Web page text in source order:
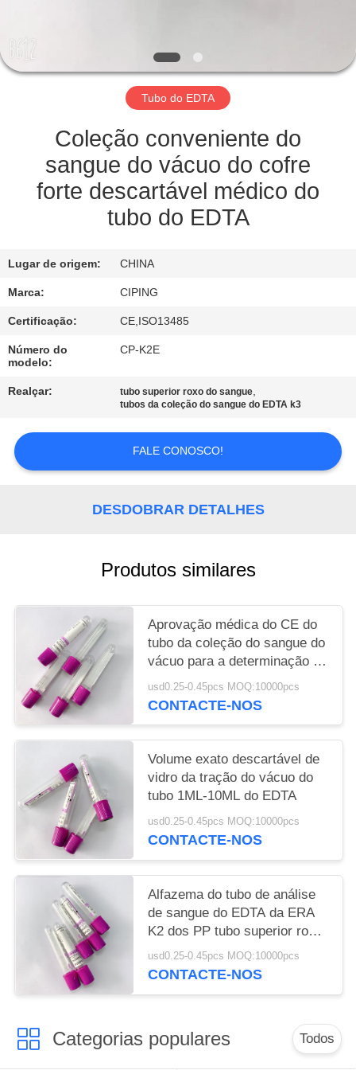
QUALIDADE
CONTACTE-
PEÇA
MAPA
DO
SITE
PRIVACY
Tubo do EDTA
Coleção conveniente do
sangue do vácuo do cofre
forte descartável médico do
tubo do EDTA
Lugar de origem: CHINA
Marca: CIPING
Certificação: CE,ISO13485
Número do
modelo:
CP-K2E
Realçar: tubo superior roxo do sangue,
tubos da coleção do sangue do EDTA k3
FALE CONOSCO!
DESDOBRAR DETALHES
Produtos similares
Aprovação médica do CE do
tubo da coleção do sangue do
vácuo para a determinação de
G-6-PD
usd0.25-0.45pcs MOQ:10000pcs
CONTACTE-NOS
Volume exato descartável de
vidro da tração do vácuo do
tubo 1ML-10ML do EDTA
usd0.25-0.45pcs MOQ:10000pcs
CONTACTE-NOS
Alfazema do tubo de análise
de sangue do EDTA da ERA
K2 dos PP tubo superior roxo
do sangue da mini
usd0.25-0.45pcs MOQ:10000pcs
CONTACTE-NOS
Categorias populares Todos